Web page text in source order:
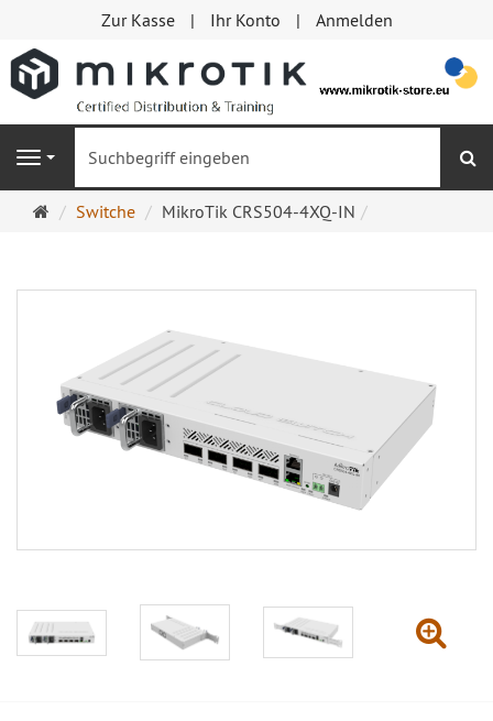
Zur Kasse Ihr Konto Anmelden
Navigation
Startseite
Switche MikroTik CRS504-4XQ-IN